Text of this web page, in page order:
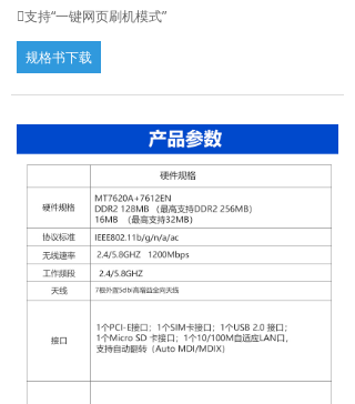
支持“一键网页刷机模式”
规格书下载